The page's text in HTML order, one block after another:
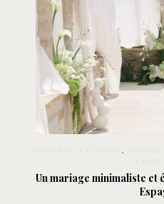
,
Un mariage minimaliste et